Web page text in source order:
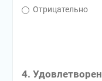
Отрицательно
4.